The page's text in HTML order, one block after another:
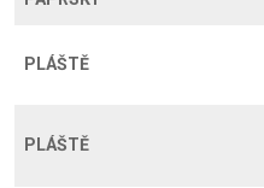
PLÁŠTĚ
PLÁŠTĚ